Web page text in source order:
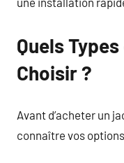
Quels
Choisir ?
Avant d’acheter un
connaître vos